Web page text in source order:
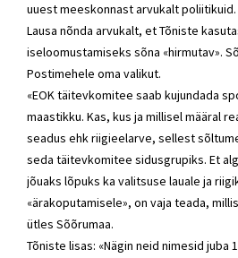
uuest meeskonnast arvukalt poliitikuid.
Lausa nõnda arvukalt, et Tõniste
iseloomustamiseks sõna «hirmutav».
Postimehele oma valikut.
«EOK täitevkomitee saab kujundada
maastikku. Kas, kus ja millisel määral
seadus ehk riigieelarve, sellest
seda täitevkomitee sidusgrupiks. Et
jõuaks lõpuks ka valitsuse lauale ja
«ärakoputamisele», on vaja teada,
ütles Sõõrumaa.
Tõniste lisas: «Nägin neid nimesid juba